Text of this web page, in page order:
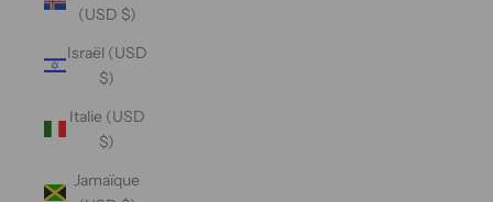
(USD $)
Israël (USD
$)
Italie (USD
$)
Jamaïque